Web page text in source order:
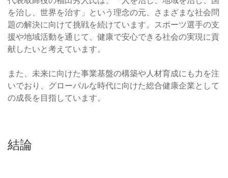
を治し、世界を治す」という理念の元、さまざまな社会問
題の解決に向けて挑戦を続けています。スポーツ選手の支
援や地域活動を通じて、健康で安心できる社会の実現に貢
献したいと考えています。
また、未来に向けた事業基盤の構築や人材育成にも力を注
いでおり、グローバルな時代に向けた総合健康企業として
の成長を目指しています。
結論